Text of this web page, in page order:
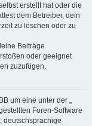
erstellt hat oder die
dem Betreiber, dein
zu löschen oder zu
Beiträge
oder geeignet
zuzufügen.
um eine unter der „
Foren-Software
deutschsprachige